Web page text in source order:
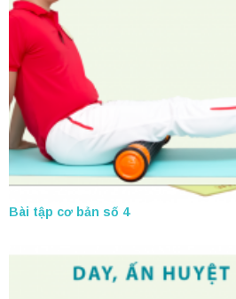
Bài tập cơ bản số 4